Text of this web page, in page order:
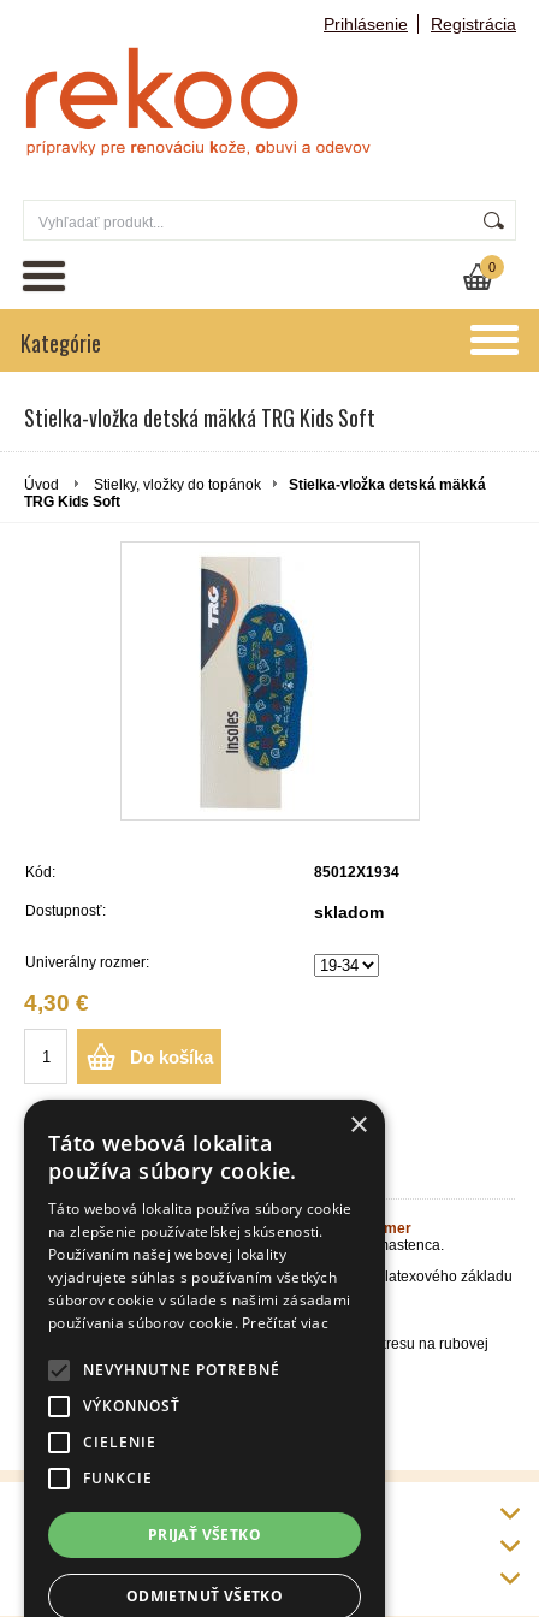
Prihlásenie Registrácia
0
Kategórie
Stielka-vložka detská mäkká TRG Kids Soft
Úvod Stielky, vložky do topánok
Stielka-vložka detská mäkká
TRG Kids Soft
Kód: 85012X1934
Dostupnosť: skladom
Univerálny rozmer:
4,30 €
Do košíka
Stielka-vložka detská mäkká TRG Kids Soft
Stielka-vložka detská TRG Kids Soft- univerzálny rozmer
Stielka prvotriednej kvality pre deti s príjemnou vôňou mastenca.
Stielka vyrobená z lisovanej bavlnenej textílie a latexového základu
Hygienická prírodná stielka
Absorbujbujúca pot a priedušná
Aromatizovaná
Možnosť úpravy veľkosti obstrihnutím podľa nákresu na rubovej
strane
Vhodná pre všetky typy obuvi
Vyrobené v Španielsku
Veľkosti EU:Univerzálna 19-34
Info
Doprava a platba
Kontakt
×
Táto webová lokalita
používa súbory cookie.
Táto webová lokalita používa súbory cookie
na zlepšenie používateľskej skúsenosti.
Používaním našej webovej lokality
vyjadrujete súhlas s používaním všetkých
súborov cookie v súlade s našimi zásadami
používania súborov cookie. Prečítať viac
NEVYHNUTNE POTREBNÉ
VÝKONNOSŤ
CIELENIE
FUNKCIE
PRIJAŤ VŠETKO
ODMIETNUŤ VŠETKO